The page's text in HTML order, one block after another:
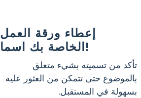
إعطاء ورقة العمل
الخاصة بك اسما!
تأكد من تسميته بشيء متعلق
بالموضوع حتى تتمكن من العثور عليه
بسهولة في المستقبل.